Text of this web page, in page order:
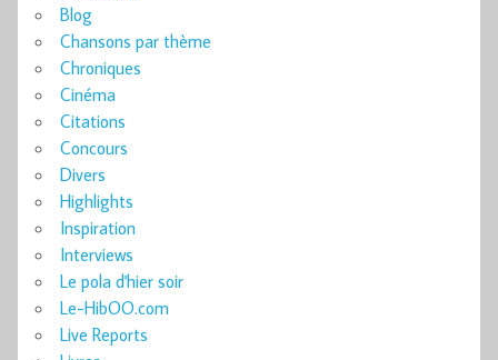
Blog
Chansons par thème
Chroniques
Cinéma
Citations
Concours
Divers
Highlights
Inspiration
Interviews
Le pola d'hier soir
Le-HibOO.com
Live Reports